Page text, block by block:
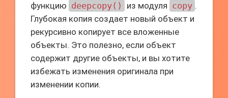
функцию deepcopy() из модуля copy .
Глубокая копия создает новый объект и
рекурсивно копирует все вложенные
объекты. Это полезно, если объект
содержит другие объекты, и вы хотите
избежать изменения оригинала при
изменении копии.